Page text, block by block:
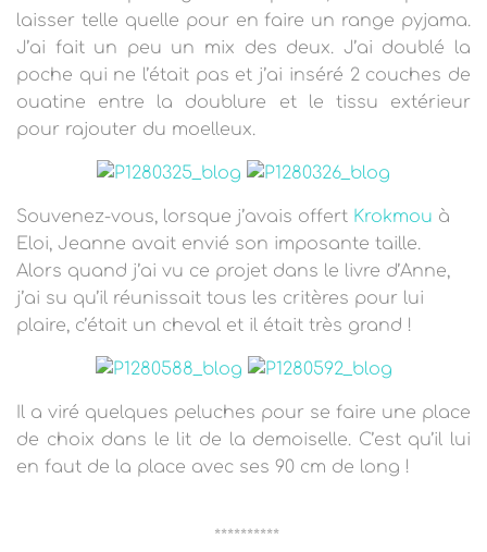
laisser telle quelle pour en faire un range pyjama.
J’ai fait un peu un mix des deux. J’ai doublé la
poche qui ne l’était pas et j’ai inséré 2 couches de
ouatine entre la doublure et le tissu extérieur
pour rajouter du moelleux.
Souvenez-vous, lorsque j’avais offert Krokmou à
Eloi, Jeanne avait envié son imposante taille.
Alors quand j’ai vu ce projet dans le livre d’Anne,
j’ai su qu’il réunissait tous les critères pour lui
plaire, c’était un cheval et il était très grand !
Il a viré quelques peluches pour se faire une place
de choix dans le lit de la demoiselle. C’est qu’il lui
en faut de la place avec ses 90 cm de long !
**********